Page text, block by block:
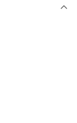
「AFTEE先享後付」
，可透過四大超商／
成。
顯示為準，若有關於
繫「AFTEE先享後付